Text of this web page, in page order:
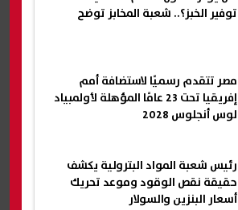
توفير الخبز؟.. شعبة المخابز توضح
مصر تتقدم رسميًا لاستضافة أمم
إفريقيا تحت 23 عامًا المؤهلة لأولمبياد
لوس أنجلوس 2028
رئيس شعبة المواد البترولية يكشف
حقيقة نقص الوقود وموعد تحريك
أسعار البنزين والسولار